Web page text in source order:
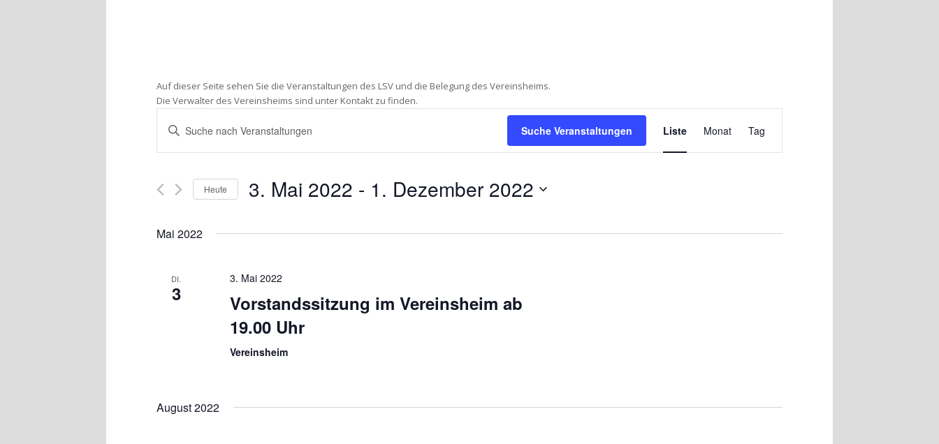
Auf dieser Seite sehen Sie die Veranstaltungen des LSV und die Belegung des Vereinsheims.
Die Verwalter des Vereinsheims sind unter Kontakt zu finden.
Suche
und
Navigation
Bitte
Schlüsselwort
eingeben.
nach
Veranstaltungen
Suche Veranstaltungen
Ansichten-
Liste Monat Tag
Heute 3. Mai 2022 - 1. Dezember 2022
Mai 2022
DI.
3
3. Mai 2022
Vorstandssitzung im Vereinsheim ab
19.00 Uhr
Vereinsheim
August 2022